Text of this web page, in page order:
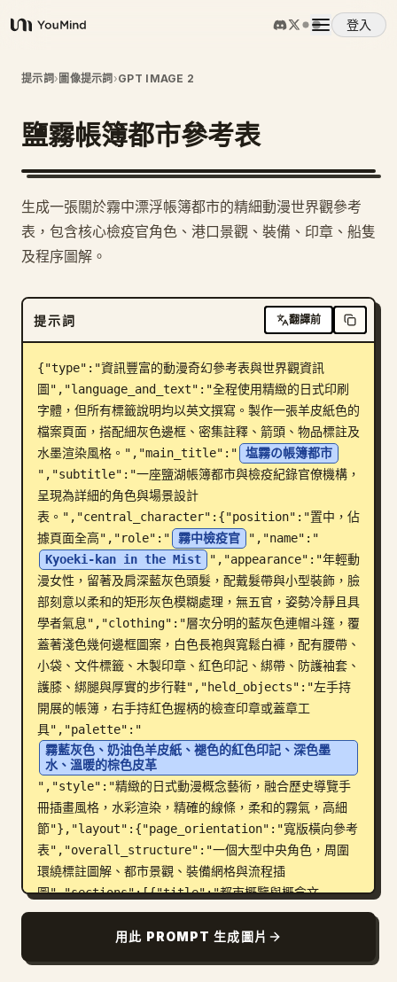
YouMind
登入
概覽
使用案例
提示詞
定價
下載
部落格
更新
提示詞› 圖像提示詞 ›GPT IMAGE 2
鹽霧帳簿都市參考表
生成一張關於霧中漂浮帳簿都市的精細動漫世界觀參考
表，包含核心檢疫官角色、港口景觀、裝備、印章、船隻
及程序圖解。
提示詞 翻譯前
{"type":"資訊豐富的動漫奇幻參考表與世界觀資訊
圖","language_and_text":"全程使用精緻的日式印刷
字體，但所有標籤說明均以英文撰寫。製作一張羊皮紙色的
檔案頁面，搭配細灰色邊框、密集註釋、箭頭、物品標註及
水墨渲染風格。","main_title":"
塩霧の帳簿都市
","subtitle":"一座鹽湖帳簿都市與檢疫紀錄官僚機構，
呈現為詳細的角色與場景設計
表。","central_character":{"position":"置中，佔
據頁面全高","role":"
霧中檢疫官
","name":"
Kyoeki-kan in the Mist
","appearance":"年輕動
漫女性，留著及肩深藍灰色頭髮，配戴髮帶與小型裝飾，臉
部刻意以柔和的矩形灰色模糊處理，無五官，姿勢冷靜且具
學者氣息","clothing":"層次分明的藍灰色連帽斗篷，覆
蓋著淺色幾何邊框圖案，白色長袍與寬鬆白褲，配有腰帶、
小袋、文件標籤、木製印章、紅色印記、綁帶、防護袖套、
護膝、綁腿與厚實的步行鞋","held_objects":"左手持
開展的帳簿，右手持紅色握柄的檢查印章或蓋章工
具","palette":"
霧藍灰色、奶油色羊皮紙、褪色的紅色印記、深色墨
水、溫暖的棕色皮革
","style":"精緻的日式動漫概念藝術，融合歷史導覽手
冊插畫風格，水彩渲染，精確的線條，柔和的霧氣，高細
節"},"layout":{"page_orientation":"寬版橫向參考
表","overall_structure":"一個大型中央角色，周圍
環繞標註圖解、都市景觀、裝備網格與流程插
圖","sections":[{"title":"都市概覽與概念文
字","position":"左上","count":3,"items":["大型
標題區塊","簡短說明段落","帶有 5 行條列式規則的方
用此 PROMPT 生成圖片